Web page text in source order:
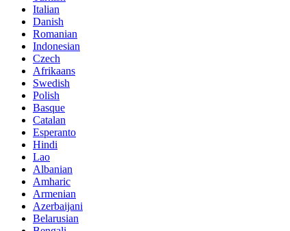
Italian
Danish
Romanian
Indonesian
Czech
Afrikaans
Swedish
Polish
Basque
Catalan
Esperanto
Hindi
Lao
Albanian
Amharic
Armenian
Azerbaijani
Belarusian